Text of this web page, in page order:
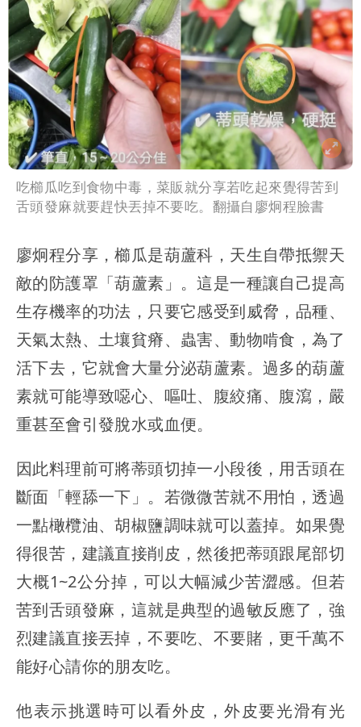
吃櫛瓜吃到食物中毒，菜販就分享若吃起來覺得苦到
舌頭發麻就要趕快丟掉不要吃。翻攝自廖炯程臉書
廖炯程分享，櫛瓜是葫蘆科，天生自帶抵禦天
敵的防護罩「葫蘆素」。這是一種讓自己提高
生存機率的功法，只要它感受到威脅，品種、
天氣太熱、土壤貧瘠、蟲害、動物啃食，為了
活下去，它就會大量分泌葫蘆素。過多的葫蘆
素就可能導致噁心、嘔吐、腹絞痛、腹瀉，嚴
重甚至會引發脫水或血便。
因此料理前可將蒂頭切掉一小段後，用舌頭在
斷面「輕舔一下」。若微微苦就不用怕，透過
一點橄欖油、胡椒鹽調味就可以蓋掉。如果覺
得很苦，建議直接削皮，然後把蒂頭跟尾部切
大概1~2公分掉，可以大幅減少苦澀感。但若
苦到舌頭發麻，這就是典型的過敏反應了，強
烈建議直接丟掉，不要吃、不要賭，更千萬不
能好心請你的朋友吃。
他表示挑選時可以看外皮，外皮要光滑有光